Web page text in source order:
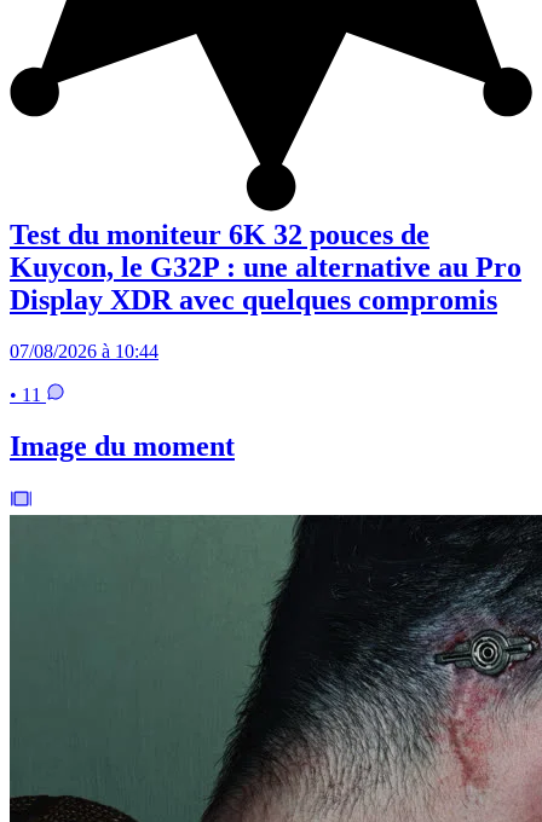
Test du moniteur 6K 32 pouces de
Kuycon, le G32P : une alternative au Pro
Display XDR avec quelques compromis
07/08/2026 à 10:44
• 11
Image du moment